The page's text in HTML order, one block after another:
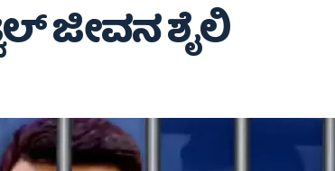
ಜೀವನ ಶೈಲಿ